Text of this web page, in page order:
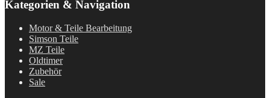
Kategorien & Navigation
Motor & Teile Bearbeitung
Simson Teile
MZ Teile
Oldtimer
Zubehör
Sale